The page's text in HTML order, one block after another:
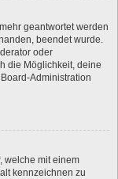
geantwortet werden
beendet wurde.
oder
die Möglichkeit, deine
Administration
welche mit einem
kennzeichnen zu